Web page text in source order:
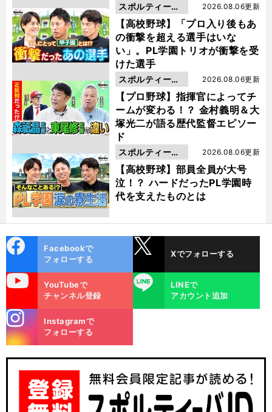
【高校野球】「プロ入り後もあ
の衝撃を超える選手はいな
い」。PL学園トリオが衝撃を受
けた選手
2026.08.06更新
スポルティーバ
動画
【プロ野球】指揮官によってチ
ームが変わる！？ 金村義明＆大
塚光二が語る歴代監督エピソー
ド
2026.08.06更新
スポルティーバ
動画
【高校野球】部員全員が大号
泣！？ ハードだったPL学園時
代を支えたものとは
2026.08.06更新
スポルティーバ
動画
ok
Facebookで
フォローする
Xでフォローする
YouTubeで
チャンネル登録
LINE
LINEで
アカウント追加
m
Instagramで
フォローする